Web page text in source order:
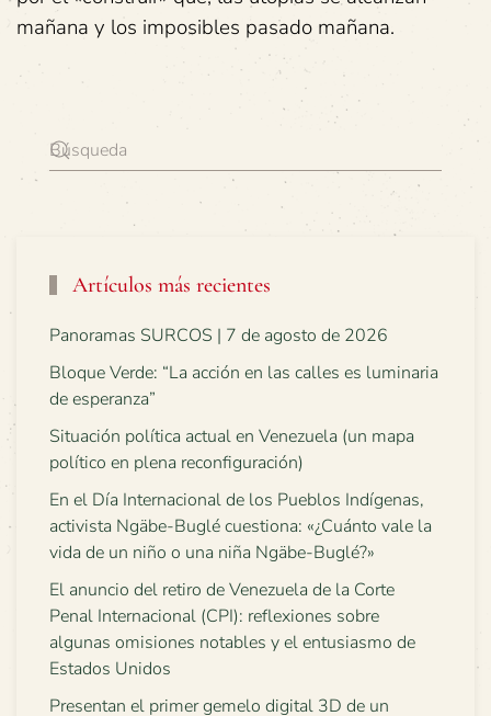
mañana y los imposibles pasado mañana.
Artículos más recientes
Panoramas SURCOS | 7 de agosto de 2026
Bloque Verde: “La acción en las calles es luminaria
de esperanza”
Situación política actual en Venezuela (un mapa
político en plena reconfiguración)
En el Día Internacional de los Pueblos Indígenas,
activista Ngäbe-Buglé cuestiona: «¿Cuánto vale la
vida de un niño o una niña Ngäbe-Buglé?»
El anuncio del retiro de Venezuela de la Corte
Penal Internacional (CPI): reflexiones sobre
algunas omisiones notables y el entusiasmo de
Estados Unidos
Presentan el primer gemelo digital 3D de un